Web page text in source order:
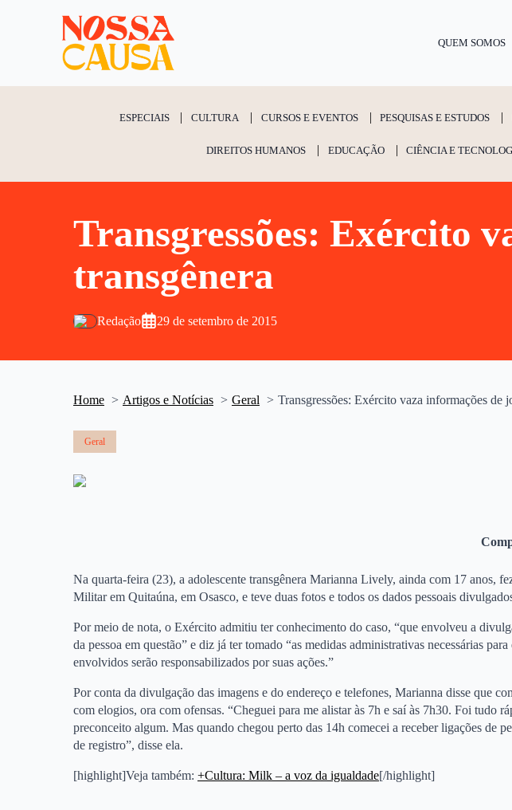
QUEM SOMOS
ESPECIAIS CULTURA CURSOS E EVENTOS PESQUISAS E ESTUDOS
DIREITOS HUMANOS EDUCAÇÃO CIÊNCIA E
Transgressões: Exército
transgênera
Redação 29 de setembro de 2015
Home Artigos e Notícias Geral Transgressões: Exército vaza informações de
Geral
Na quarta-feira (23), a adolescente transgênera Marianna Lively, ainda com 17 anos,
Militar em Quitaúna, em Osasco, e teve duas fotos e todos os dados pessoais
Por meio de nota, o Exército admitiu ter conhecimento do caso, “que envolveu a
da pessoa em questão” e diz já ter tomado “as medidas administrativas necessárias
envolvidos serão responsabilizados por suas ações.”
Por conta da divulgação das imagens e do endereço e telefones, Marianna disse que
com elogios, ora com ofensas. “Cheguei para me alistar às 7h e saí às 7h30. Foi tudo
preconceito algum. Mas quando chegou perto das 14h comecei a receber ligações de
de registro”, disse ela.
[highlight]Veja também: +Cultura: Milk – a voz da igualdade[/highlight]